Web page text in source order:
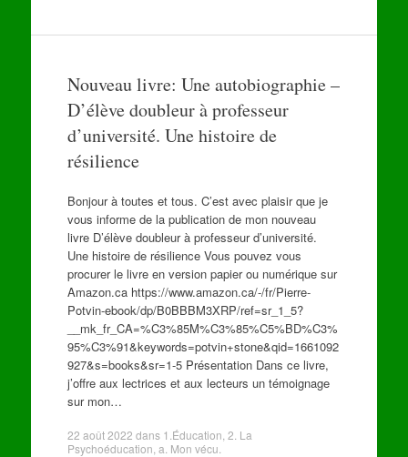
Nouveau livre: Une autobiographie –
D’élève doubleur à professeur
d’université. Une histoire de
résilience
Bonjour à toutes et tous. C’est avec plaisir que je
vous informe de la publication de mon nouveau
livre D’élève doubleur à professeur d’université.
Une histoire de résilience Vous pouvez vous
procurer le livre en version papier ou numérique sur
Amazon.ca https://www.amazon.ca/-/fr/Pierre-
Potvin-ebook/dp/B0BBBM3XRP/ref=sr_1_5?
__mk_fr_CA=%C3%85M%C3%85%C5%BD%C3%
95%C3%91&keywords=potvin+stone&qid=1661092
927&s=books&sr=1-5 Présentation Dans ce livre,
j’offre aux lectrices et aux lecteurs un témoignage
sur mon…
22 août 2022 dans 1.Éducation 2. La
Psychoéducation a. Mon vécu